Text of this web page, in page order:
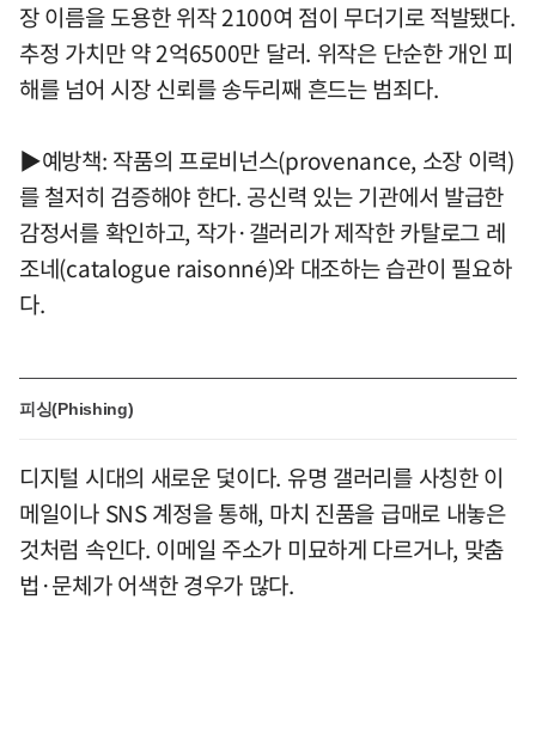
장 이름을 도용한 위작 2100여 점이 무더기로 적발됐다.
추정 가치만 약 2억6500만 달러. 위작은 단순한 개인 피
해를 넘어 시장 신뢰를 송두리째 흔드는 범죄다.
▶예방책: 작품의 프로비넌스(provenance, 소장 이력)
를 철저히 검증해야 한다. 공신력 있는 기관에서 발급한
감정서를 확인하고, 작가·갤러리가 제작한 카탈로그 레
조네(catalogue raisonné)와 대조하는 습관이 필요하
다.
피싱(Phishing)
디지털 시대의 새로운 덫이다. 유명 갤러리를 사칭한 이
메일이나 SNS 계정을 통해, 마치 진품을 급매로 내놓은
것처럼 속인다. 이메일 주소가 미묘하게 다르거나, 맞춤
법·문체가 어색한 경우가 많다.